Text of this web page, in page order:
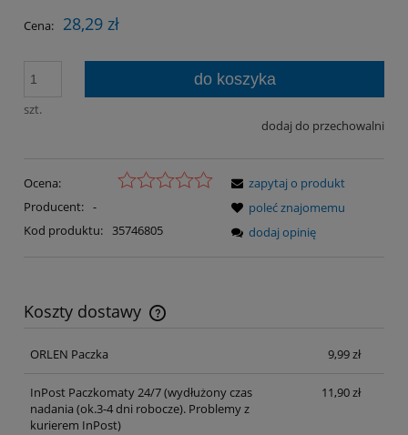
Cena: 28,29 zł
szt.
do koszyka
dodaj do przechowalni
Ocena:
Producent: -
Kod produktu: 35746805
zapytaj o produkt
poleć znajomemu
dodaj opinię
Koszty dostawy
Cena nie zawiera ewentualnych kosztów płatności
ORLEN Paczka
9,99 zł
InPost Paczkomaty 24/7(wydłużony czas
nadania (ok.3-4 dni robocze). Problemy z
kurierem InPost)
11,90 zł